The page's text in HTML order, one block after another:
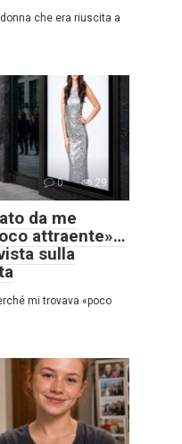
che era riuscita a
0 29
da me
attraente»…
sulla
mi trovava «poco